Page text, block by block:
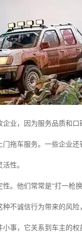
企业，因为服务品质和
门拖车服务。一些企业
性。
。他们常常是“打一枪
不诚信行为带来的风险
小事，它关系到车主的